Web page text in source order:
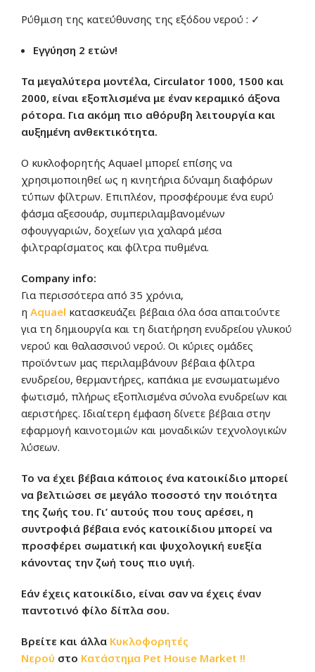
Ρύθμιση της κατεύθυνσης της εξόδου νερού : ✓
Εγγύηση 2 ετών!
Τα μεγαλύτερα μοντέλα, Circulator 1000, 1500 και
2000, είναι εξοπλισμένα με έναν κεραμικό άξονα
ρότορα. Για ακόμη πιο αθόρυβη λειτουργία και
αυξημένη ανθεκτικότητα.
Ο κυκλοφορητής Aquael μπορεί επίσης να
χρησιμοποιηθεί ως η κινητήρια δύναμη διαφόρων
τύπων φίλτρων. Επιπλέον, προσφέρουμε ένα ευρύ
φάσμα αξεσουάρ, συμπεριλαμβανομένων
σφουγγαριών, δοχείων για χαλαρά μέσα
φιλτραρίσματος και φίλτρα πυθμένα.
Company info:
Για περισσότερα από 35 χρόνια,
η Aquael κατασκευάζει βέβαια όλα όσα απαιτούντε
για τη δημιουργία και τη διατήρηση ενυδρείου γλυκού
νερού και θαλασσινού νερού. Οι κύριες ομάδες
προϊόντων μας περιλαμβάνουν βέβαια φίλτρα
ενυδρείου, θερμαντήρες, καπάκια με ενσωματωμένο
φωτισμό, πλήρως εξοπλισμένα σύνολα ενυδρείων και
αεριστήρες. Ιδιαίτερη έμφαση δίνετε βέβαια στην
εφαρμογή καινοτομιών και μοναδικών τεχνολογικών
λύσεων.
Το να έχει βέβαια κάποιος ένα κατοικίδιο μπορεί
να βελτιώσει σε μεγάλο ποσοστό την ποιότητα
της ζωής του. Γι’ αυτούς που τους αρέσει, η
συντροφιά βέβαια ενός κατοικίδιου μπορεί να
προσφέρει σωματική και ψυχολογική ευεξία
κάνοντας την ζωή τους πιο υγιή.
Εάν έχεις κατοικίδιο, είναι σαν να έχεις έναν
παντοτινό φίλο δίπλα σου.
Βρείτε και άλλα Κυκλοφορητές
Νερού στο Κατάστημα Pet House Market !!